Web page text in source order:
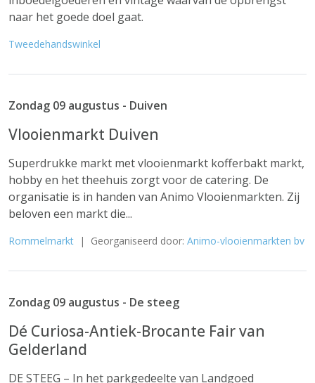
naar het goede doel gaat.
Tweedehandswinkel
Zondag 09 augustus - Duiven
Vlooienmarkt Duiven
Superdrukke markt met vlooienmarkt kofferbakt markt,
hobby en het theehuis zorgt voor de catering. De
organisatie is in handen van Animo Vlooienmarkten. Zij
beloven een markt die...
Rommelmarkt | Georganiseerd door: Animo-vlooienmarkten bv
Zondag 09 augustus - De steeg
Dé Curiosa-Antiek-Brocante Fair van
Gelderland
DE STEEG – In het parkgedeelte van Landgoed